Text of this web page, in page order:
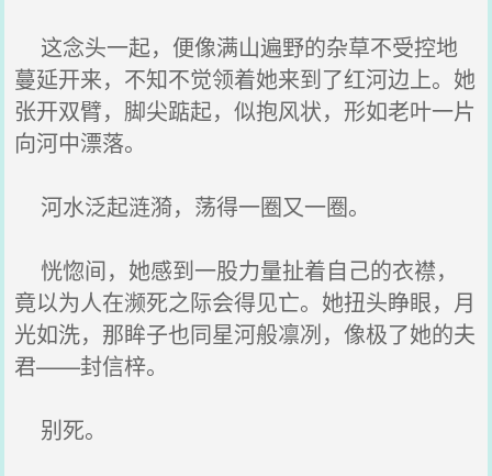
这念头一起，便像满山遍野的杂草不受控地
蔓延开来，不知不觉领着她来到了红河边上。她
张开双臂，脚尖踮起，似抱风状，形如老叶一片
向河中漂落。
河水泛起涟漪，荡得一圈又一圈。
恍惚间，她感到一股力量扯着自己的衣襟，
竟以为人在濒死之际会得见亡。她扭头睁眼，月
光如洗，那眸子也同星河般凛冽，像极了她的夫
君——封信梓。
别死。